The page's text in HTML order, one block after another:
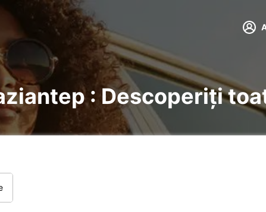
: Descoperiți